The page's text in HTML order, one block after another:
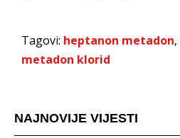
Tagovi: heptanon metadon,
metadon klorid
NAJNOVIJE VIJESTI